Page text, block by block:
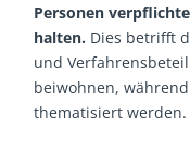
Personen
halten. Dies betrifft
und
beiwohnen,
thematisiert werden.